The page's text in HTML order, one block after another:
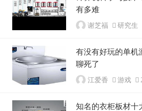
有多难
谢芝福 研究生
有没有好玩的单机
聊死了
江爱香 游戏
知名的衣柜板材十